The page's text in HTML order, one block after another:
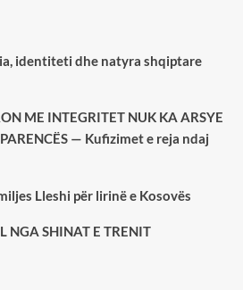
identiteti dhe natyra shqiptare
ME INTEGRITET NUK KA ARSYE
— Kufizimet e reja ndaj
Lleshi për lirinë e Kosovës
NGA SHINAT E TRENIT